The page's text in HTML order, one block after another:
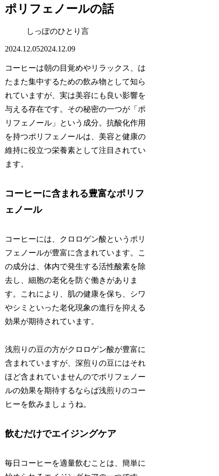
ポリフェノールの話
しっぽのひとり言
2024.12.052024.12.09
コーヒーは朝の目覚めやリラックス、は
たまた集中するための飲み物として知ら
れていますが、実は美容にも良い影響を
与える存在です。その秘密の一つが「ポ
リフェノール」という成分。抗酸化作用
を持つポリフェノールは、美容と健康の
維持に役立つ栄養素として注目されてい
ます。
コーヒーに含まれる豊富なポリフ
ェノール
コーヒーには、クロロゲン酸というポリ
フェノールが豊富に含まれています。こ
の成分は、体内で発生する活性酸素を除
去し、細胞の老化を防ぐ働きがありま
す。これにより、肌の健康を保ち、シワ
やシミといった老化現象の進行を抑える
効果が期待されています。
浅煎りの豆の方がクロロゲン酸が豊富に
含まれていますが、深煎りの豆にはそれ
ほど含まれていませんのでポリフェノー
ルの効果を期待するならば浅煎りのコー
ヒーを飲みましょうね。
飲むだけでエイジングケア
毎日コーヒーを適量飲むことは、簡単に